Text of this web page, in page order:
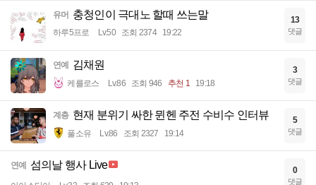
유머 충청인이 극대노 할때 쓰는말
하루5프로 Lv.50 조회 2374 19:22
13
댓글
연예 김채원
케를로스 Lv.86 조회 946 추천 1 19:18
3
댓글
계층 현재 분위기 싸한 뮌헨 주전 수비수 인터뷰
풀소유 Lv.86 조회 2327 19:14
5
댓글
연예 섬의날 행사 Live 0
댓글